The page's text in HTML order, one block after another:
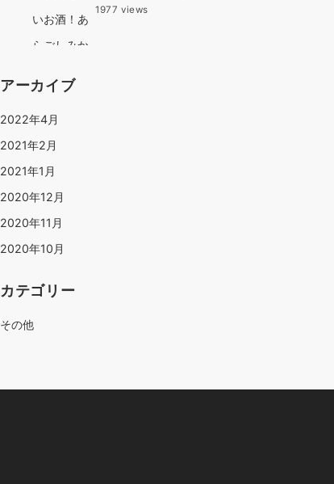
1977 views
アーカイブ
2022年4月
2021年2月
2021年1月
2020年12月
2020年11月
2020年10月
カテゴリー
その他